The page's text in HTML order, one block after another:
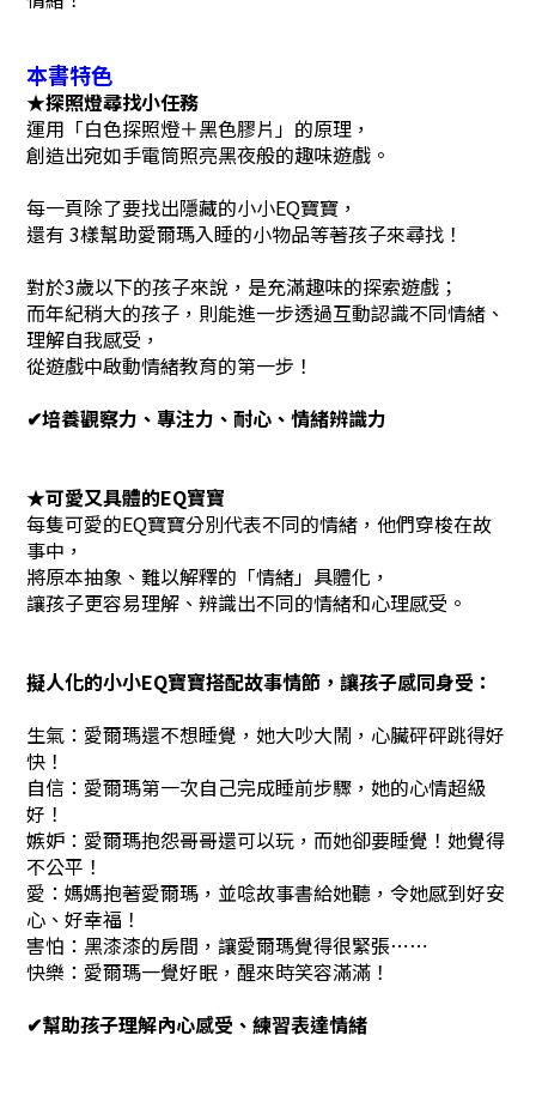
本書特色
★探照燈尋找小任務
運用「白色探照燈＋黑色膠片」的原理，
創造出宛如手電筒照亮黑夜般的趣味遊戲。
每一頁除了要找出隱藏的小小EQ寶寶，
還有 3樣幫助愛爾瑪入睡的小物品等著孩子來尋找！
對於3歲以下的孩子來說，是充滿趣味的探索遊戲；
而年紀稍大的孩子，則能進一步透過互動認識不同情緒、
理解自我感受，
從遊戲中啟動情緒教育的第一步！
✔︎培養觀察力、專注力、耐心、情緒辨識力
★可愛又具體的EQ寶寶
每隻可愛的EQ寶寶分別代表不同的情緒，他們穿梭在故
事中，
將原本抽象、難以解釋的「情緒」具體化，
讓孩子更容易理解、辨識出不同的情緒和心理感受。
擬人化的小小EQ寶寶搭配故事情節，讓孩子感同身受：
生氣：愛爾瑪還不想睡覺，她大吵大鬧，心臟砰砰跳得好
快！
自信：愛爾瑪第一次自己完成睡前步驟，她的心情超級
好！
嫉妒：愛爾瑪抱怨哥哥還可以玩，而她卻要睡覺！她覺得
不公平！
愛：媽媽抱著愛爾瑪，並唸故事書給她聽，令她感到好安
心、好幸福！
害怕：黑漆漆的房間，讓愛爾瑪覺得很緊張⋯⋯
快樂：愛爾瑪一覺好眠，醒來時笑容滿滿！
✔︎幫助孩子理解內心感受、練習表達情緒